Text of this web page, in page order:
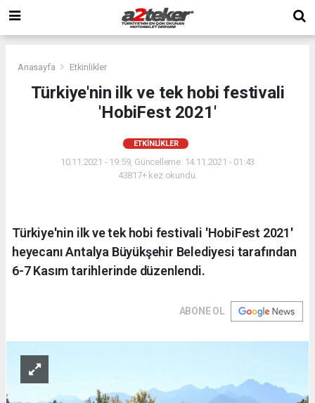
Anasayfa Etkinlikler
Türkiye'nin ilk ve tek hobi festivali
'HobiFest 2021'
ETKINLIKLER
10.11.2021 - 19:59, Güncelleme: 14.11.2021 - 01:43
43817+ kez okundu.
Türkiye'nin ilk ve tek hobi festivali 'HobiFest 2021'
heyecanı Antalya Büyükşehir Belediyesi tarafından
6-7 Kasım tarihlerinde düzenlendi.
ABONE OL